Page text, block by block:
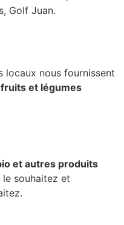
Golf Juan.
locaux nous fournissent
fruits et légumes
et autres produits
souhaitez et